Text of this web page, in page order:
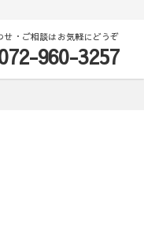
せ・ご相談はお気軽にどうぞ
960-3257